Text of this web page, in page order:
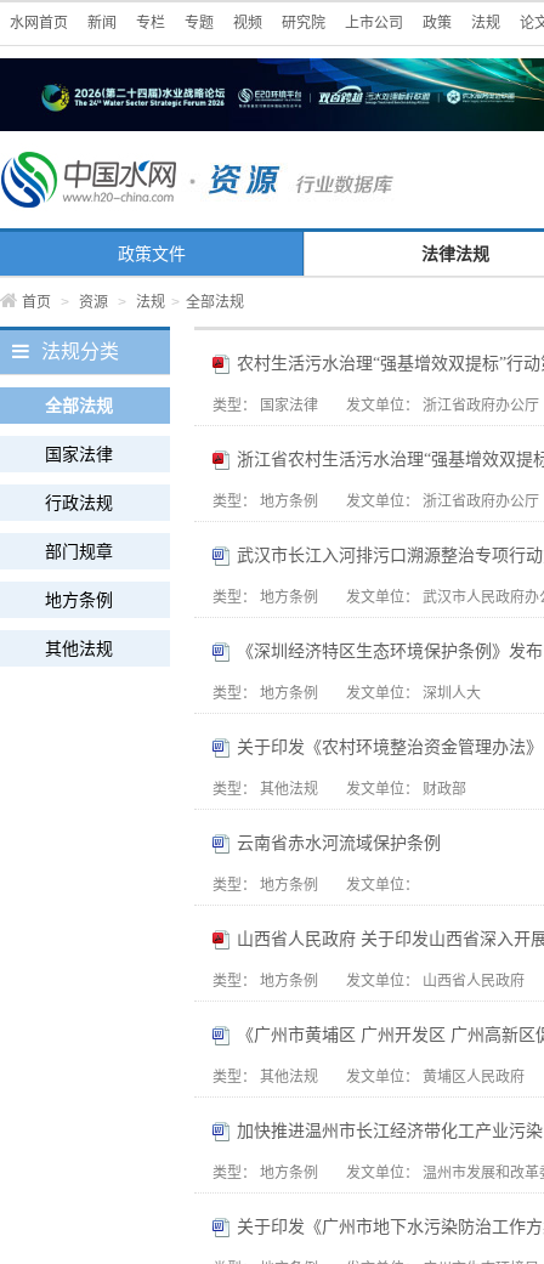
水网首页 新闻 专栏 专题 视频 研究院 上市公司 政策 法规 论
政策文件 法律法规
首页 > 资源 > 法规 > 全部法规
法规分类
全部法规
国家法律
行政法规
部门规章
地方条例
其他法规
农村生活污水治理“强基增效双提标”行
类型： 国家法律 发文单位： 浙江省政府办公厅
浙江省农村生活污水治理“强基增效双提
类型： 地方条例 发文单位： 浙江省政府办公厅
武汉市长江入河排污口溯源整治专项行
类型： 地方条例 发文单位： 武汉市人民政府办
《深圳经济特区生态环境保护条例》发布
类型： 地方条例 发文单位： 深圳人大
关于印发《农村环境整治资金管理办法
类型： 其他法规 发文单位： 财政部
云南省赤水河流域保护条例
类型： 地方条例 发文单位：
山西省人民政府 关于印发山西省深入开
类型： 地方条例 发文单位： 山西省人民政府
《广州市黄埔区 广州开发区 广州高新
类型： 其他法规 发文单位： 黄埔区人民政府
加快推进温州市长江经济带化工产业污
类型： 地方条例 发文单位： 温州市发展和改革
关于印发《广州市地下水污染防治工作